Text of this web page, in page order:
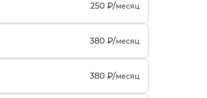
250 ₽/месяц
380 ₽/месяц
380 ₽/месяц